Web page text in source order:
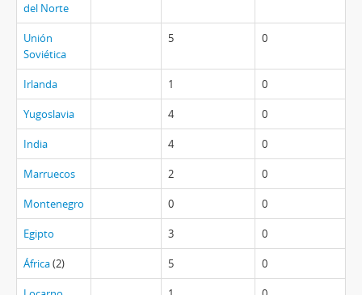
del Norte
Unión
Soviética
5 0
Irlanda 1 0
Yugoslavia 4 0
India 4 0
Marruecos 2 0
Montenegro 0 0
Egipto 3 0
África(2) 5 0